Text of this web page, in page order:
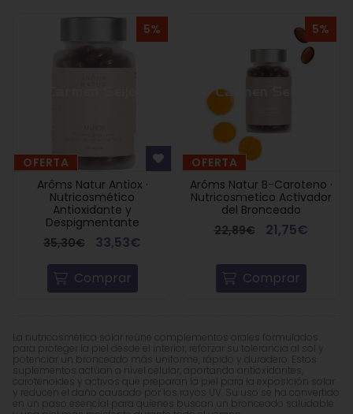
La nutricosmética solar reúne complementos orales formulados
para proteger la piel desde el interior, reforzar su tolerancia al sol y
potenciar un bronceado más uniforme, rápido y duradero. Estos
suplementos actúan a nivel celular, aportando antioxidantes,
carotenoides y activos que preparan la piel para la exposición solar
y reducen el daño causado por los rayos UV. Su uso se ha convertido
en un paso esencial para quienes buscan un bronceado saludable
5%
OFERTA
Arôms Natur Antiox ·
Nutricosmético
Antioxidante y
Despigmentante
35,30€
33,53€
Comprar
5%
OFERTA
Arôms Natur B-Caroteno ·
Nutricosmetico Activador
del Bronceado
22,89€
21,75€
Comprar